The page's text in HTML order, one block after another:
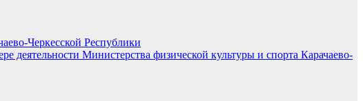
Черкесской Республики
Министерства физической культуры и спорта Карачаево-